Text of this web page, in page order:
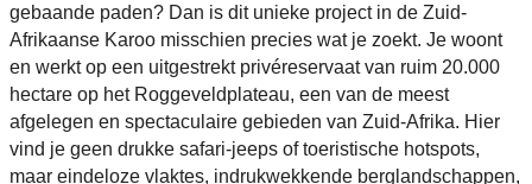
gebaande paden? Dan is dit unieke project in de Zuid-
Afrikaanse Karoo misschien precies wat je zoekt. Je woont
en werkt op een uitgestrekt privéreservaat van ruim 20.000
hectare op het Roggeveldplateau, een van de meest
afgelegen en spectaculaire gebieden van Zuid-Afrika. Hier
vind je geen drukke safari-jeeps of toeristische hotspots,
maar eindeloze vlaktes, indrukwekkende berglandschappen,